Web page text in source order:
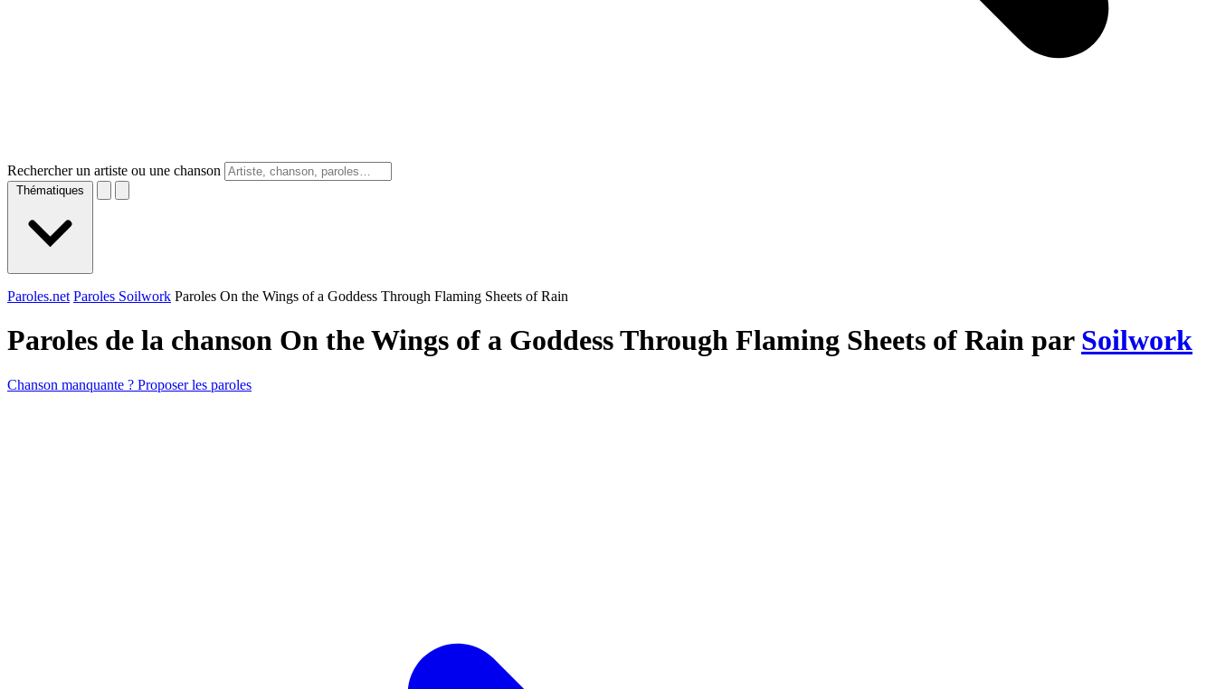
Rechercher un artiste ou une chanson
Thématiques
Paroles.net Paroles Soilwork Paroles On the Wings of a Goddess Through Flaming Sheets of Rain
Paroles de la chanson On the Wings of a Goddess Through Flaming Sheets of Rain par Soilwork
Chanson manquante ? Proposer les paroles